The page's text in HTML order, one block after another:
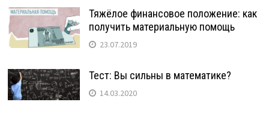
Тяжёлое финансовое положение: как
получить материальную помощь
23.07.2019
Тест: Вы сильны в математике?
14.03.2020